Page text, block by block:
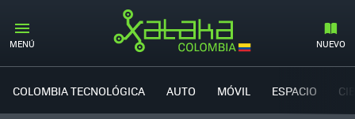
MENÚ NUEVO
COLOMBIA TECNOLÓGICA AUTO MÓVIL ESPACIO